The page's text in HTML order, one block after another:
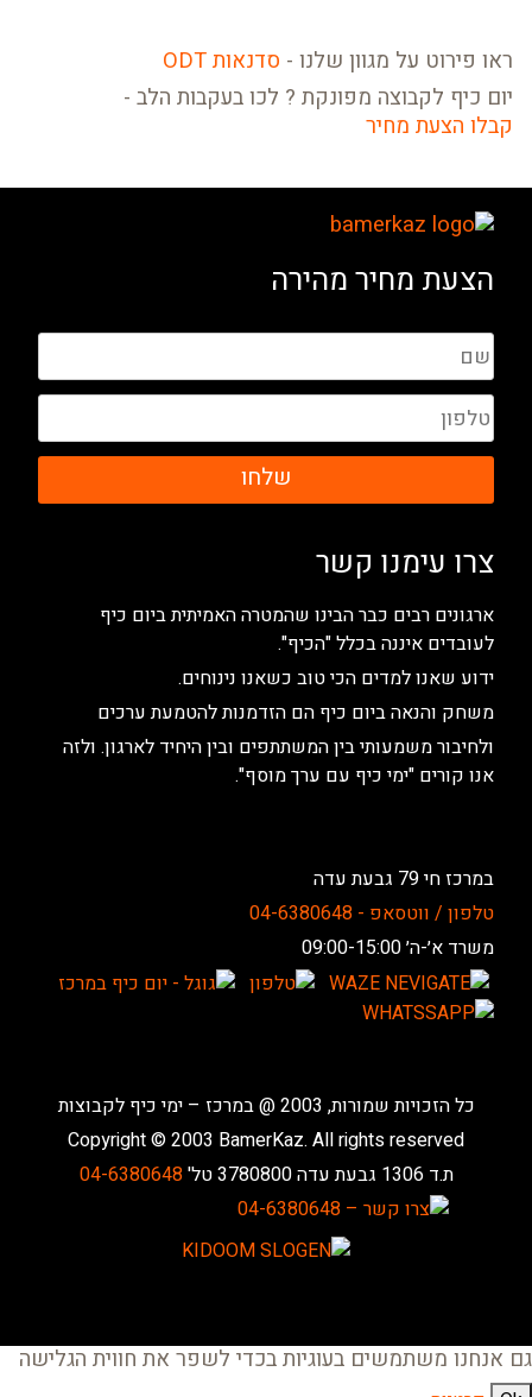
ראו פירוט על מגוון שלנו - סדנאות ODT
יום כיף לקבוצה מפונקת ? לכו בעקבות הלב -
קבלו הצעת מחיר
הצעת מחיר מהירה
שלחו
צרו עימנו קשר
ארגונים רבים כבר הבינו שהמטרה האמיתית ביום כיף
לעובדים איננה בכלל "הכיף".
ידוע שאנו למדים הכי טוב כשאנו נינוחים.
משחק והנאה ביום כיף הם הזדמנות להטמעת ערכים
ולחיבור משמעותי בין המשתתפים ובין היחיד לארגון. ולזה
אנו קורים "ימי כיף עם ערך מוסף".
במרכז חי 79 גבעת עדה
טלפון / ווטסאפ - 04-6380648
משרד א׳-ה׳ 09:00-15:00
כל הזכויות שמורות, 2003 @ במרכז – ימי כיף לקבוצות
Copyright © 2003 BamerKaz. All rights reserved
ת.ד 1306 גבעת עדה 3780800 טל'
04-6380648
גם אנחנו משתמשים בעוגיות בכדי לשפר את חווית הגלישה